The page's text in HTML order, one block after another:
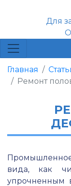
Для
Главная
Ремонт
вида, как
упрочненным